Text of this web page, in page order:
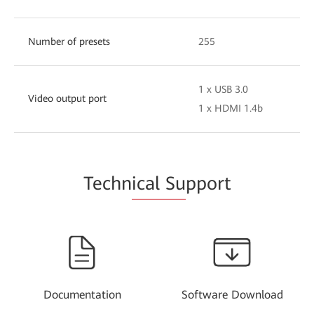
Number of presets 255
Video output port
1 x USB 3.0
1 x HDMI 1.4b
Technical Support
Documentation Software Download